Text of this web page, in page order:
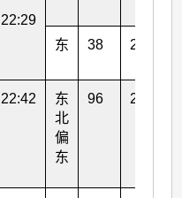
22:29
东 38 24/9
22:42
东
北
偏
东
96 23/9